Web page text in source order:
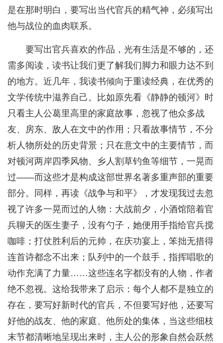
是在那时明白，要写出当代官兵的精气神，必须写出
他与战位的血肉联系。
要写出官兵喜欢的作品，光有生活是不够的，还
需多阅读，读书让我们更了解我们脚力和眼力达不到
的地方。近几年，我读书倾向于重读经典，在优秀的
文学传统中滋养自己。比如原先看《静静的顿河》时
只看主人公葛里高里的家庭故事，忽视了他众多战
友、房东、敌人在文中的作用；只看故事情节，不分
析人物所处的历史背景；只在意文中的主要情节，而
对顿河两岸四季风物、乡人割草钓鱼等细节，一晃而
过——而这些才是构成这部世界名著多重声部的重要
部分。同样，再读《战争与和平》，才发现我过去忽
视了许多一晃而过的人物：大战前夕，小酒馆陪着官
兵聊天的医生妻子，没有勺子，她便用手指给官兵搅
咖啡；打仗胜利后的元帅，在庆功宴上，笨拙无措得
连首诗都念不出来；队列中的一个鼓手，指挥唱歌的
动作充满了力量……这些连名字都没有的人物，作者
绝不忽视。这给我带来了启示：每个人都不是独立的
存在，要写好新时代的官兵，不但要写好他，还要写
好他的战友、他的家庭、他所处的集体，当这些细枝
末节都清晰地呈现出来时，主人公的形象自然会跃然